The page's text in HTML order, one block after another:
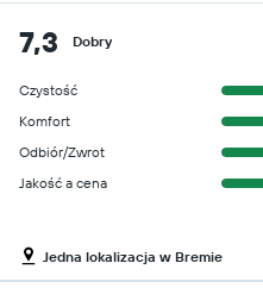
7,3 Dobry
Czystość
Komfort
Odbiór/Zwrot
Jakość a cena
Jedna lokalizacja w Bremie